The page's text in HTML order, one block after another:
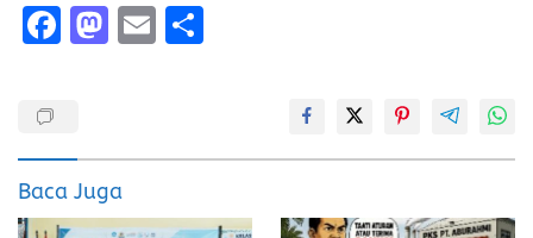
F
o
o
M
d
o
E
Baca Juga